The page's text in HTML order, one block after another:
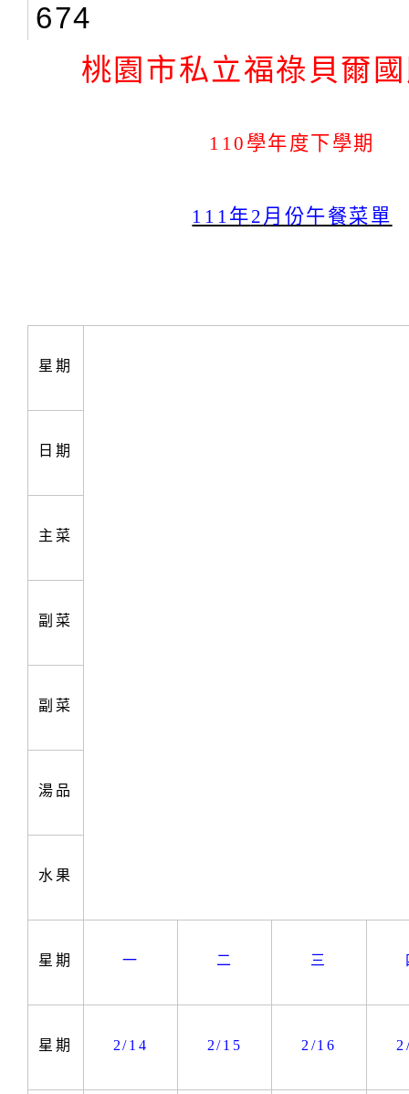
674
桃園市私立福祿貝爾
110 學年度下學期
111年2 月份午餐菜單
星期
日期
主菜
副菜
副菜
湯品
水果
星期 一 二 三
星期 2/14 2/15 2/16